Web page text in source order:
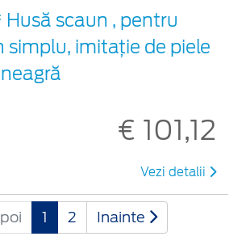
scaun , pentru
simplu, imitație de piele
€ 101,12
Vezi detalii
1 2 Inainte